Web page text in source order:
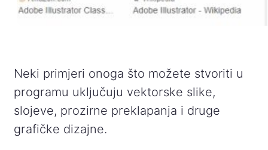
Neki primjeri onoga što možete stvoriti u
programu uključuju vektorske slike,
slojeve, prozirne preklapanja i druge
grafičke dizajne.